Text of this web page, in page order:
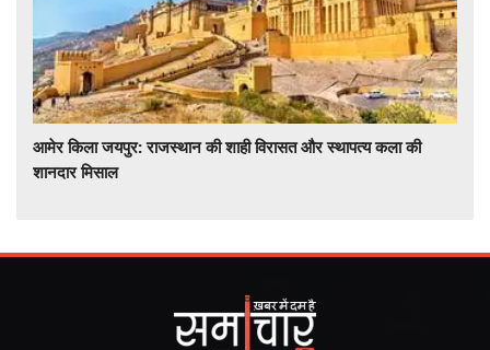
आमेर किला जयपुर: राजस्थान की शाही विरासत और स्थापत्य कला की
शानदार मिसाल